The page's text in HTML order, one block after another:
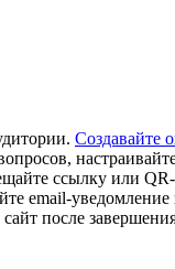
Создавайте
ссылку или
email-
после